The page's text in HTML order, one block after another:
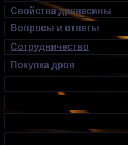
Свойства древесины
Вопросы и ответы
Сотрудничество
Покупка дров